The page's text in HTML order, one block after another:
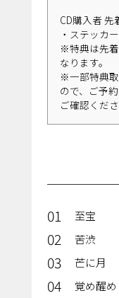
CD購入者 先
・ステッカー
※特典は先
なります。
※一部特典
ので、ご予
ご確認くださ
01 至宝
02 苦渋
03 芒に月
04 覚め醒め